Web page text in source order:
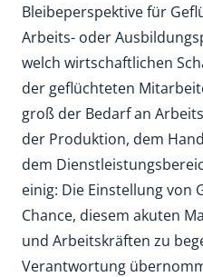
Bleibeperspektive für
Arbeits- oder
welch wirtschaftlichen
der geflüchteten
groß der Bedarf an
der Produktion, dem
dem
einig: Die Einstellung von
Chance, diesem akuten
und Arbeitskräften zu
Verantwortung